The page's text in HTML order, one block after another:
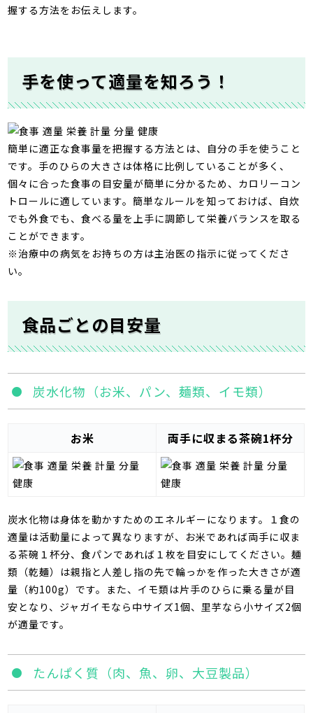
握する方法をお伝えします。
手を使って適量を知ろう！
簡単に適正な食事量を把握する方法とは、自分の手を使うこと
です。手のひらの大きさは体格に比例していることが多く、
個々に合った食事の目安量が簡単に分かるため、カロリーコン
トロールに適しています。簡単なルールを知っておけば、自炊
でも外食でも、食べる量を上手に調節して栄養バランスを取る
ことができます。
※治療中の病気をお持ちの方は主治医の指示に従ってくださ
い。
食品ごとの目安量
炭水化物（お米、パン、麺類、イモ類）
お米 両手に収まる茶碗1杯分
炭水化物は身体を動かすためのエネルギーになります。１食の
適量は活動量によって異なりますが、お米であれば両手に収ま
る茶碗１杯分、食パンであれば１枚を目安にしてください。麺
類（乾麺）は親指と人差し指の先で輪っかを作った大きさが適
量（約100g） です。また、イモ類は片手のひらに乗る量が目
安となり、ジャガイモなら中サイズ1個、里芋なら小サイズ2個
が適量です。
たんぱく質（肉、魚、卵、大豆製品）